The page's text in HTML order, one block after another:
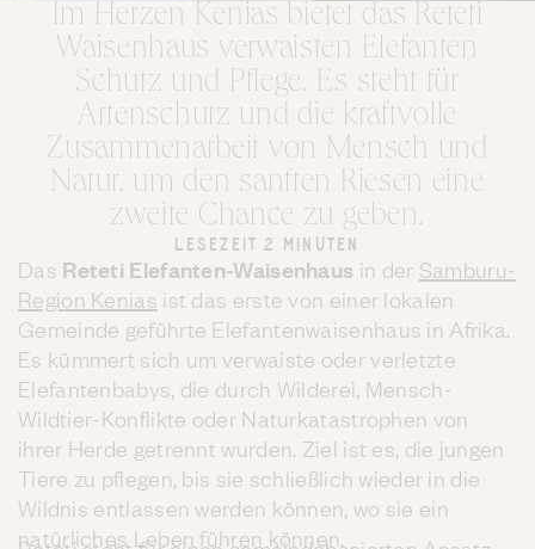
Im Herzen Kenias bietet das Reteti
Waisenhaus verwaisten Elefanten
Schutz und Pflege. Es steht für
Artenschutz und die kraftvolle
Zusammenarbeit von Mensch und
Natur, um den sanften Riesen eine
zweite Chance zu geben.
LESEZEIT 2 MINUTEN
Das Reteti Elefanten-Waisenhaus in der Samburu-
Region Kenias ist das erste von einer lokalen
Gemeinde geführte Elefantenwaisenhaus in Afrika.
Es kümmert sich um verwaiste oder verletzte
Elefantenbabys, die durch Wilderei, Mensch-
Wildtier-Konflikte oder Naturkatastrophen von
ihrer Herde getrennt wurden. Ziel ist es, die jungen
Tiere zu pflegen, bis sie schließlich wieder in die
Wildnis entlassen werden können, wo sie ein
natürliches Leben führen können.